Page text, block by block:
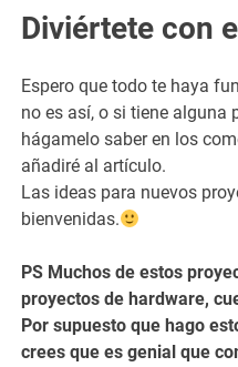
Diviértete con
Espero que todo te haya
no es así, o si tiene alguna
hágamelo saber en los
añadiré al artículo.
Las ideas para nuevos
bienvenidas.
PS Muchos de estos
proyectos de hardware,
Por supuesto que hago
crees que es genial que